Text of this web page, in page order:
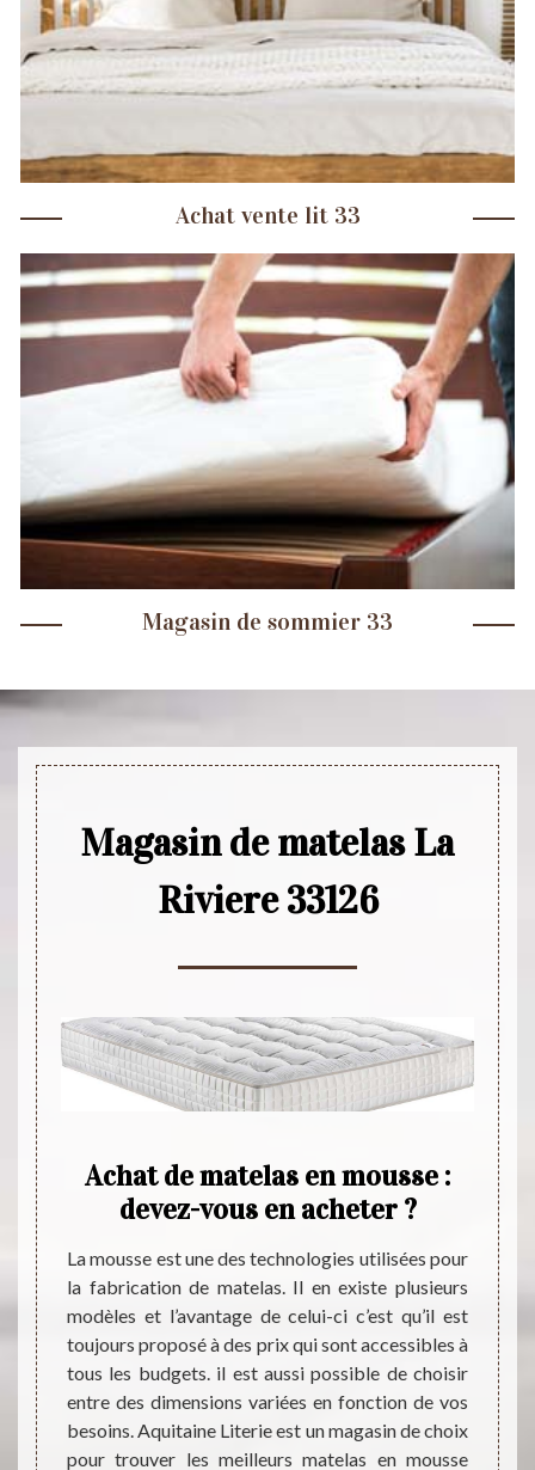
Achat vente lit 33
Magasin de sommier 33
Magasin de matelas La
Riviere 33126
être
à un
qu'il
va
Achat de matelas en mousse :
devez-vous en acheter ?
La mousse est une des technologies utilisées pour
la fabrication de matelas. Il en existe plusieurs
modèles et l’avantage de celui-ci c’est qu’il est
toujours proposé à des prix qui sont accessibles à
tous les budgets. il est aussi possible de choisir
entre des dimensions variées en fonction de vos
besoins. Aquitaine Literie est un magasin de choix
pour trouver les meilleurs matelas en mousse
Les
pour
utile
un